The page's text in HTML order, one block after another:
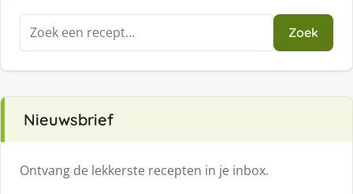
Zoeken
naar:
Zoek
Nieuwsbrief
Ontvang de lekkerste recepten in je inbox.